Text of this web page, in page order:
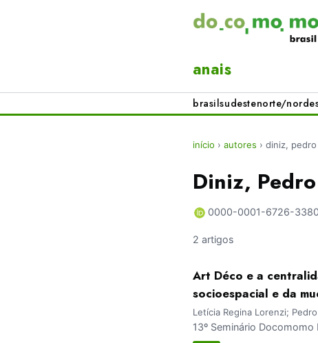
anais
brasilsudestenorte/
início › autores › diniz,
Diniz,
0000-0001-6726-3380
2 artigos
Art Déco e a
socioespacial e da
Letícia Regina Lorenzi;
13º Seminário Docomomo